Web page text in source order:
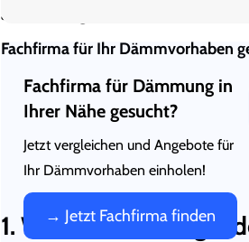
Betondecken?
2. Warum sind auskragende
Betondecken aus energetischer
Sicht problematisch?
3. Wie können auskragende
Betondecken gedämmt werden?
4. BONUS: Auskragende
Betondecken professionell
dämmen lassen
Fachfirma für Dämmung in
Ihrer Nähe gesucht?
Jetzt vergleichen und Angebote für
Ihr Dämmvorhaben einholen!
→ Jetzt Fachfirma finden
alles Wichtige rund um die
Fachfirma für Ihr Dämmvorhaben
1. Was sind